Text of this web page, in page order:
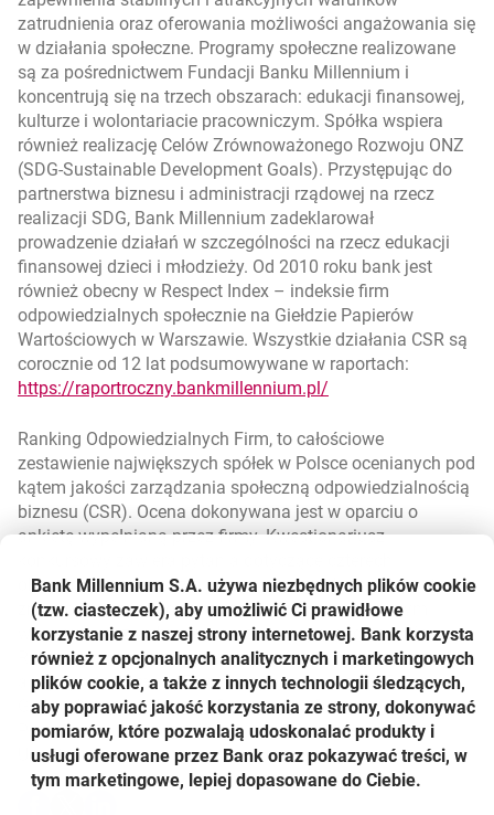
zatrudnienia oraz oferowania możliwości angażowania się
w działania społeczne. Programy społeczne realizowane
są za pośrednictwem Fundacji Banku Millennium i
koncentrują się na trzech obszarach: edukacji finansowej,
kulturze i wolontariacie pracowniczym. Spółka wspiera
również realizację Celów Zrównoważonego Rozwoju ONZ
(SDG-Sustainable Development Goals). Przystępując do
partnerstwa biznesu i administracji rządowej na rzecz
realizacji SDG, Bank Millennium zadeklarował
prowadzenie działań w szczególności na rzecz edukacji
finansowej dzieci i młodzieży. Od 2010 roku bank jest
również obecny w Respect Index – indeksie firm
odpowiedzialnych społecznie na Giełdzie Papierów
Wartościowych w Warszawie. Wszystkie działania CSR są
corocznie od 12 lat podsumowywane w raportach:
https://raportroczny.bankmillennium.pl/
Ranking Odpowiedzialnych Firm, to całościowe
zestawienie największych spółek w Polsce ocenianych pod
kątem jakości zarządzania społeczną odpowiedzialnością
biznesu (CSR). Ocena dokonywana jest w oparciu o
ankietę wypełnianą przez firmy. Kwestionariusz
obszarów: odpowiedzialne prowadzenie biznesu, polityka
zrównoważonego rozwoju, zarządzanie pozytywnym
wpływem oraz wybrane wskaźniki odpowiedzialności.
Ranking organizowany jest przez Koźmiński Business Hub,
a jego partnerami są Forum Odpowiedzialnego Biznesu,
Global Compact Network Poland oraz Dziennik Gazeta
Prawna.
Udostępnij
Bank Millennium S.A. używa niezbędnych plików cookie
(tzw. ciasteczek), aby umożliwić Ci prawidłowe
korzystanie z naszej strony internetowej. Bank korzysta
również z opcjonalnych analitycznych i marketingowych
plików cookie, a także z innych technologii śledzących,
aby poprawiać jakość korzystania ze strony, dokonywać
pomiarów, które pozwalają udoskonalać produkty i
usługi oferowane przez Bank oraz pokazywać treści, w
tym marketingowe, lepiej dopasowane do Ciebie.